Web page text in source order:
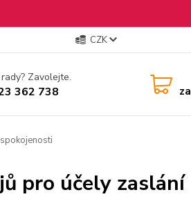
CZK
Zavolejte.
362 738 za
pro účely zaslání